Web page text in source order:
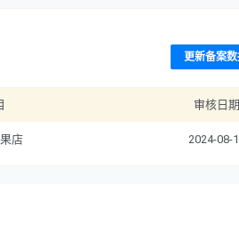
更新备案
审核日期
店 2024-08-